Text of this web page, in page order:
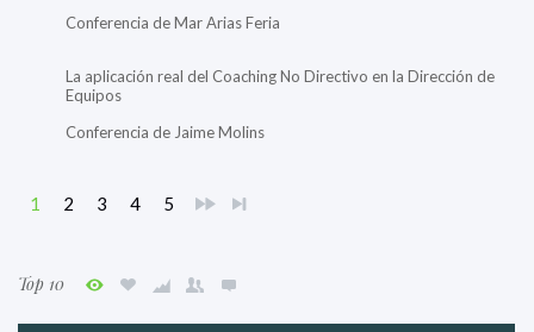
Conferencia de Mar Arias Feria
La aplicación real del Coaching No Directivo en la Dirección de
Equipos
Conferencia de Jaime Molins
1 2 3 4 5
Top 10